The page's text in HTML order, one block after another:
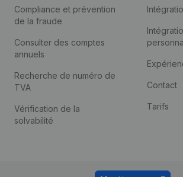
Compliance et prévention
de la fraude
Consulter des comptes
annuels
Recherche de numéro de
TVA
Vérification de la
solvabilité
Contact
Tarifs